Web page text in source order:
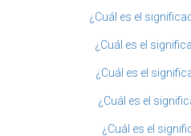
¿Cuál es el
¿Cuál es el
¿Cuál es el
¿Cuál es el
¿Cuál es el